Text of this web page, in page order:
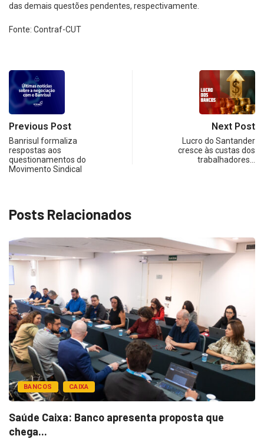
das demais questões pendentes, respectivamente.
Fonte: Contraf-CUT
Previous Post
Banrisul formaliza
respostas aos
questionamentos do
Movimento Sindical
Next Post
Lucro do Santander
cresce às custas dos
trabalhadores…
Posts Relacionados
BANCOS CAIXA
Saúde Caixa: Banco apresenta proposta que
chega...